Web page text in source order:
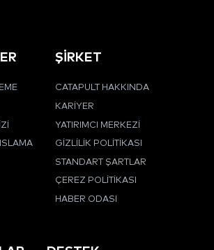
ŞİRKET
CATAPULT HAKKINDA
KARIYER
YATIRIMCI MERKEZI
GIZLILIK POLITIKASI
STANDART ŞARTLAR
ÇEREZ POLITIKASI
HABER ODASI